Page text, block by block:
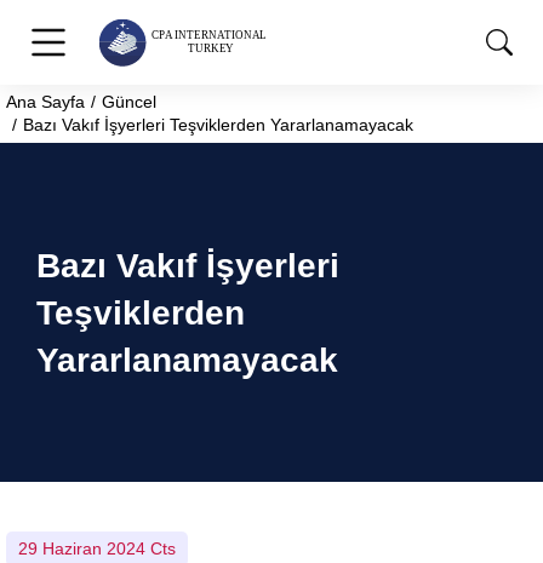
You are here:
Ana Sayfa
Güncel
Bazı Vakıf İşyerleri Teşviklerden Yararlanamayacak
Bazı Vakıf İşyerleri
Teşviklerden
Yararlanamayacak
29 Haziran 2024 Cts